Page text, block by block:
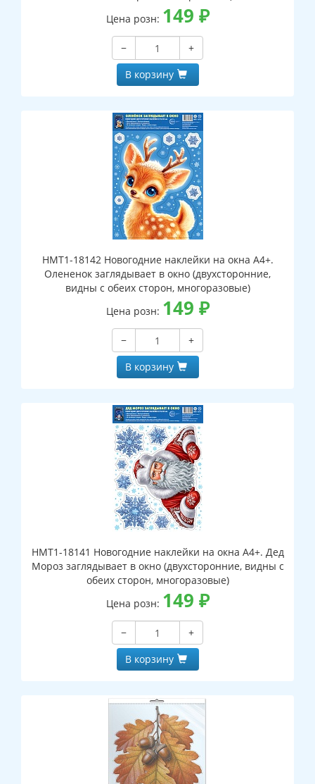
Цена розн: 149 ₽
−
+
В корзину
НМТ1-18142 Новогодние наклейки на окна А4+.
Олененок заглядывает в окно (двухсторонние,
видны с обеих сторон, многоразовые)
Цена розн: 149 ₽
−
+
В корзину
НМТ1-18141 Новогодние наклейки на окна А4+. Дед
Мороз заглядывает в окно (двухсторонние, видны с
обеих сторон, многоразовые)
Цена розн: 149 ₽
−
+
В корзину